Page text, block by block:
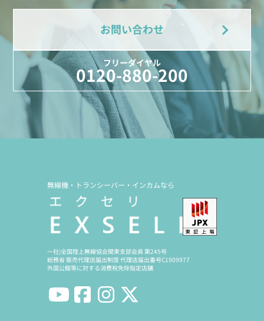
お問い合わせ
フリーダイヤル
0120-880-200
無線機・トランシーバー・インカムなら
一社)全国陸上無線協会関東支部会員 第245号
総務省 販売代理店届出制度 代理店届出番号C1909977
外国公館等に対する消費税免除指定店舗